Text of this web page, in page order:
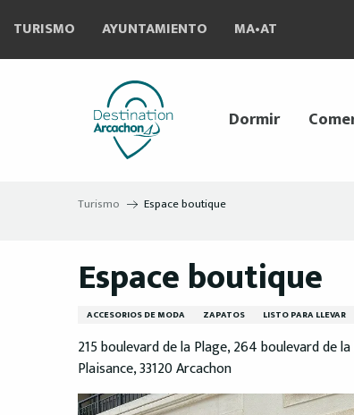
contenu
TURISMO AYUNTAMIENTO MA•AT
Dormir
Turismo Espace boutique
Espace boutique
ACCESORIOS DE MODA ZAPATOS LISTO PARA LLEVAR
215 boulevard de la Plage, 264 boulevard de
Plaisance, 33120 Arcachon